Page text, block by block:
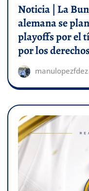
Noticia | La
alemana se
playoffs por el
por los
manulopezfdez